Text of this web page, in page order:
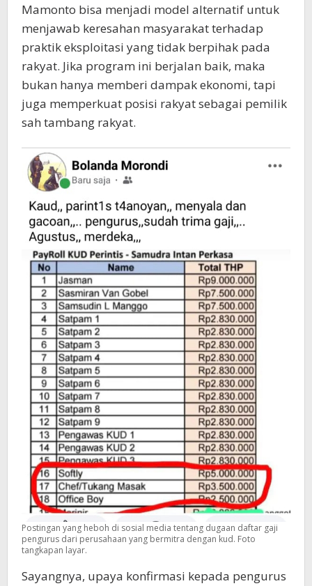
Mamonto bisa menjadi model alternatif untuk
menjawab keresahan masyarakat terhadap
praktik eksploitasi yang tidak berpihak pada
rakyat. Jika program ini berjalan baik, maka
bukan hanya memberi dampak ekonomi, tapi
juga memperkuat posisi rakyat sebagai pemilik
sah tambang rakyat.
Postingan yang heboh di sosial media tentang dugaan daftar gaji
pengurus dari perusahaan yang bermitra dengan kud. Foto
tangkapan layar.
Sayangnya, upaya konfirmasi kepada pengurus